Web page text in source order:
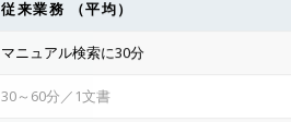
従来業務 （平均）
マニュアル検索に30分
30～60分／1文書